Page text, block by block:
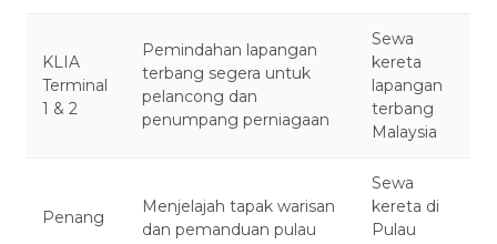
KLIA
Terminal
1 & 2
Pemindahan lapangan
terbang segera untuk
pelancong dan
penumpang perniagaan
Sewa
kereta
lapangan
terbang
Malaysia
Penang
Menjelajah tapak warisan
dan pemanduan pulau
Sewa
kereta di
Pulau